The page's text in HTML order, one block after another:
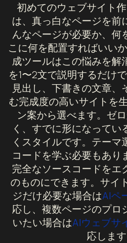
初めてのウェブサイト
は、真っ白なページを前
んなページが必要か、何
こに何を配置すればいい
成ツールはこの悩みを解
を1〜2文で説明するだけ
見出し、下書きの文章、
む完成度の高いサイトを
ン案から選べます。ゼ
く、すでに形になってい
くスタイルです。テーマ
コードを学ぶ必要もあり
完全なソースコードをエ
のものにできます。サイ
ジだけ必要な場合はAIペ
応し、複数ページのプロ
いたい場合はAIウェブサ
応します